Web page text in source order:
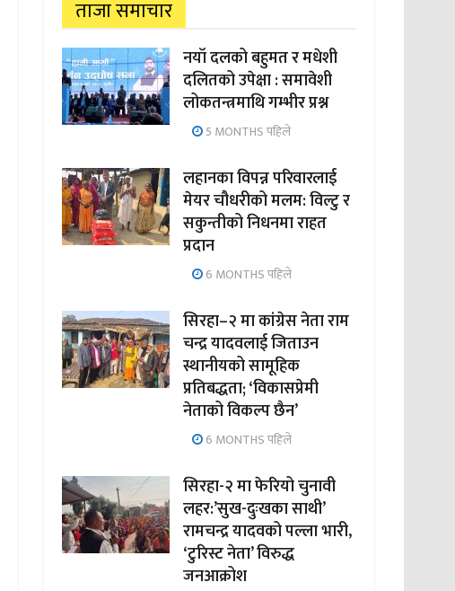
ताजा समाचार
नयाँ दलको बहुमत र मधेशी
दलितको उपेक्षा : समावेशी
लोकतन्त्रमाथि गम्भीर प्रश्न
5 MONTHS पहिले
लहानका विपन्न परिवारलाई
मेयर चौधरीको मलम: विल्टु र
सकुन्तीको निधनमा राहत
प्रदान
6 MONTHS पहिले
सिरहा–२ मा कांग्रेस नेता राम
चन्द्र यादवलाई जिताउन
स्थानीयको सामूहिक
प्रतिबद्धता; ‘विकासप्रेमी
नेताको विकल्प छैन’
6 MONTHS पहिले
सिरहा-२ मा फेरियो चुनावी
लहर:’सुख-दुःखका साथी’
रामचन्द्र यादवको पल्ला भारी,
‘टुरिस्ट नेता’ विरुद्ध
जनआक्रोश